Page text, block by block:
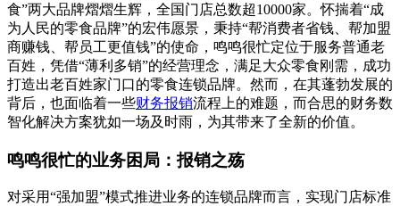
食”两大品牌熠熠生辉，全国门店总数超10000家。怀揣着“成
为人民的零食品牌”的宏伟愿景，秉持“帮消费者省钱、帮加盟
商赚钱、帮员工更值钱”的使命，鸣鸣很忙定位于服务普通老
百姓，凭借“薄利多销”的经营理念，满足大众零食刚需，成功
打造出老百姓家门口的零食连锁品牌。然而，在其蓬勃发展的
背后，也面临着一些财务报销流程上的难题，而合思的财务数
智化解决方案犹如一场及时雨，为其带来了全新的价值。
鸣鸣很忙的业务困局：报销之殇
对采用“强加盟”模式推进业务的连锁品牌而言，实现门店标准